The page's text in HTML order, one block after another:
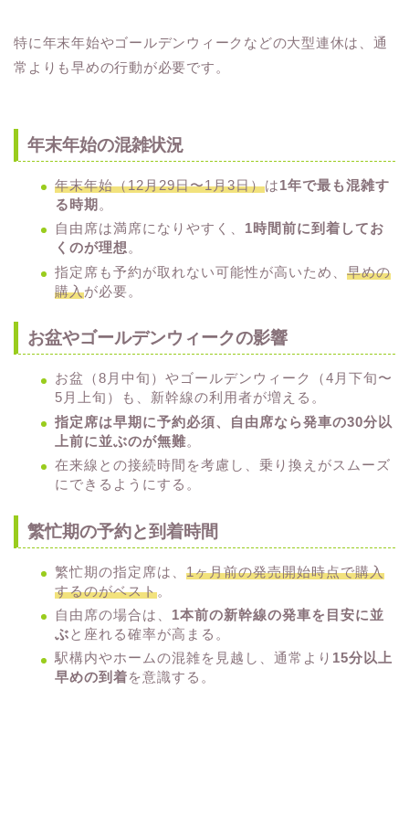
特に年末年始やゴールデンウィークなどの大型連休は、通
常よりも早めの行動が必要です。
年末年始の混雑状況
年末年始（12月29日〜1月3日）は1年で最も混雑す
る時期 。
自由席は満席になりやすく、 1時間前に到着してお
くのが理想 。
指定席も予約が取れない可能性が高いため、 早めの
購入が必要。
お盆やゴールデンウィークの影響
お盆（8月中旬）やゴールデンウィーク（4月下旬〜
5月上旬）も、新幹線の利用者が増える。
指定席は早期に予約必須、自由席なら発車の30分以
上前に並ぶのが無難。
在来線との接続時間を考慮し、乗り換えがスムーズ
にできるようにする。
繁忙期の予約と到着時間
繁忙期の指定席は、 1ヶ月前の発売開始時点で購入
するのがベスト。
自由席の場合は、 1本前の新幹線の発車を目安に並
ぶと座れる確率が高まる。
駅構内やホームの混雑を見越し、通常より 15分以上
早めの到着を意識する。